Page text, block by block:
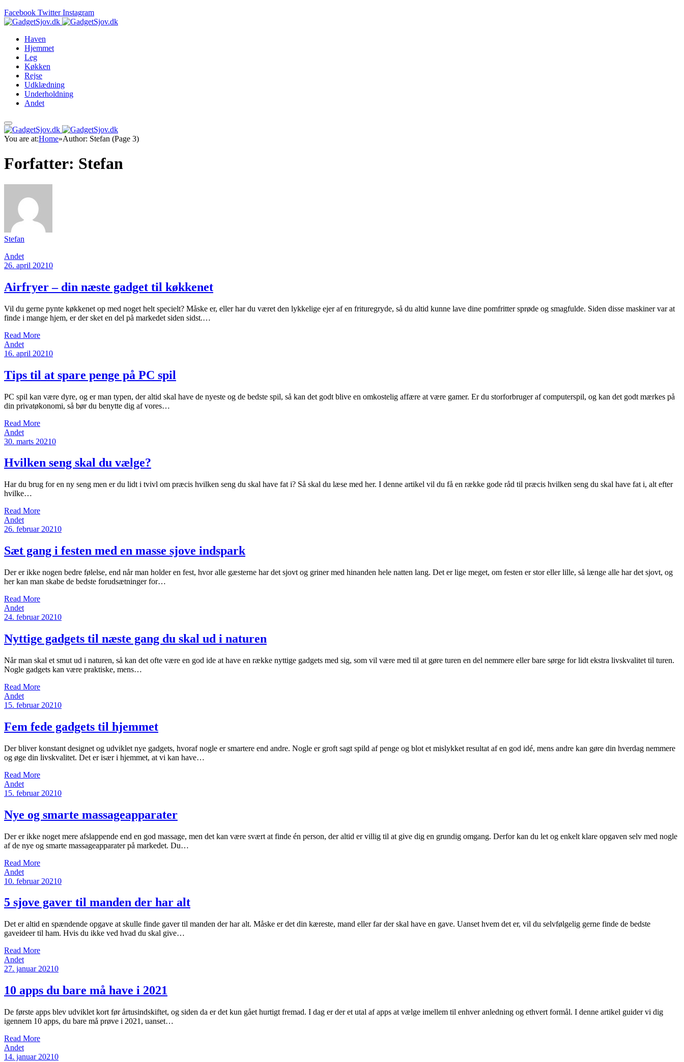
Facebook Twitter Instagram
Haven
Hjemmet
Leg
Køkken
Rejse
Udklædning
Underholdning
Andet
You are at:Home»Author: Stefan (Page 3)
Forfatter: Stefan
Stefan
Andet
26. april 20210
Airfryer – din næste gadget til køkkenet
Vil du gerne pynte køkkenet op med noget helt specielt? Måske er, eller har du været den lykkelige ejer af en frituregryde, så du altid kunne lave dine pomfritter sprøde og smagfulde. Siden disse maskiner var at
finde i mange hjem, er der sket en del på markedet siden sidst.…
Read More
Andet
16. april 20210
Tips til at spare penge på PC spil
PC spil kan være dyre, og er man typen, der altid skal have de nyeste og de bedste spil, så kan det godt blive en omkostelig affære at være gamer. Er du storforbruger af computerspil, og kan det godt mærkes på
din privatøkonomi, så bør du benytte dig af vores…
Read More
Andet
30. marts 20210
Hvilken seng skal du vælge?
Har du brug for en ny seng men er du lidt i tvivl om præcis hvilken seng du skal have fat i? Så skal du læse med her. I denne artikel vil du få en række gode råd til præcis hvilken seng du skal have fat i, alt efter
hvilke…
Read More
Andet
26. februar 20210
Sæt gang i festen med en masse sjove indspark
Der er ikke nogen bedre følelse, end når man holder en fest, hvor alle gæsterne har det sjovt og griner med hinanden hele natten lang. Det er lige meget, om festen er stor eller lille, så længe alle har det sjovt, og
her kan man skabe de bedste forudsætninger for…
Read More
Andet
24. februar 20210
Nyttige gadgets til næste gang du skal ud i naturen
Når man skal et smut ud i naturen, så kan det ofte være en god ide at have en række nyttige gadgets med sig, som vil være med til at gøre turen en del nemmere eller bare sørge for lidt ekstra livskvalitet til turen.
Nogle gadgets kan være praktiske, mens…
Read More
Andet
15. februar 20210
Fem fede gadgets til hjemmet
Der bliver konstant designet og udviklet nye gadgets, hvoraf nogle er smartere end andre. Nogle er groft sagt spild af penge og blot et mislykket resultat af en god idé, mens andre kan gøre din hverdag nemmere
og øge din livskvalitet. Det er især i hjemmet, at vi kan have…
Read More
Andet
15. februar 20210
Nye og smarte massageapparater
Der er ikke noget mere afslappende end en god massage, men det kan være svært at finde én person, der altid er villig til at give dig en grundig omgang. Derfor kan du let og enkelt klare opgaven selv med nogle
af de nye og smarte massageapparater på markedet. Du…
Read More
Andet
10. februar 20210
5 sjove gaver til manden der har alt
Det er altid en spændende opgave at skulle finde gaver til manden der har alt. Måske er det din kæreste, mand eller far der skal have en gave. Uanset hvem det er, vil du selvfølgelig gerne finde de bedste
gaveideer til ham. Hvis du ikke ved hvad du skal give…
Read More
Andet
27. januar 20210
10 apps du bare må have i 2021
De første apps blev udviklet kort før årtusindskiftet, og siden da er det kun gået hurtigt fremad. I dag er der et utal af apps at vælge imellem til enhver anledning og ethvert formål. I denne artikel guider vi dig
igennem 10 apps, du bare må prøve i 2021, uanset…
Read More
Andet
14. januar 20210